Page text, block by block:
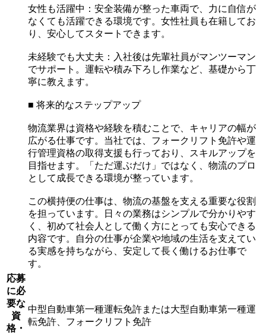
女性も活躍中：安全装備が整った車両で、力に自信が
なくても活躍できる環境です。女性社員も在籍してお
り、安心してスタートできます。
未経験でも大丈夫：入社後は先輩社員がマンツーマン
でサポート。運転や積み下ろし作業など、基礎から丁
寧に教えます。
■ 将来的なステップアップ
物流業界は資格や経験を積むことで、キャリアの幅が
広がる仕事です。当社では、フォークリフト免許や運
行管理資格の取得支援も行っており、スキルアップを
目指せます。「ただ運ぶだけ」ではなく、物流のプロ
として成長できる環境が整っています。
この横持便の仕事は、物流の基盤を支える重要な役割
を担っています。日々の業務はシンプルで分かりやす
く、初めて社会人として働く方にとっても安心できる
内容です。自分の仕事が企業や地域の生活を支えてい
る実感を持ちながら、安定して長く働けるお仕事で
す。
応募
に必
要な
資
格・
中型自動車第一種運転免許または大型自動車第一種運
転免許、フォークリフト免許